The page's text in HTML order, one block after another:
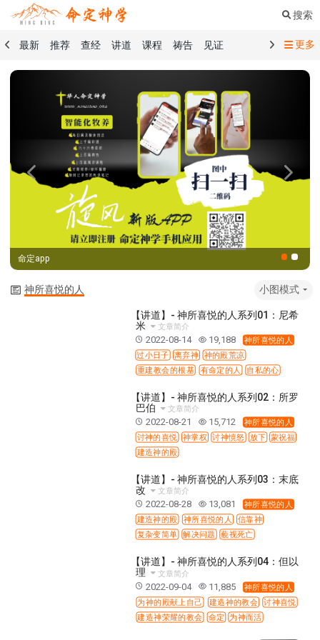
搜索
最新 推荐 查经 讲道 课程 祷告
见证
101课程 创世记 马太福音
传道书
圣餐礼文 01 创世记
02 出埃及记
04 民数记 05 申命记
06 约书亚记
07 士师记
08 路得记
09 撒母耳记上
10 撒母耳记下
11 列王纪上
12 列王纪下
15 以斯拉记
16 尼希米记 17 以斯帖记
18 约伯记
20 箴言 21 传道书
23 以赛亚书
25 耶利米哀歌
38 撒迦利亚书
39 玛拉基书
41 马可福音
42 路加福音
44 使徒行传
45 罗马书
50 腓利比书
51 歌罗西书
53 帖撒罗尼迦后书
55 提摩太后书
56 提多书
58 希伯来书 59 雅各书
60 彼得前书
62 约翰一书
63 约翰二书
66 启示录
圣经故事
智慧愚昧与狂妄
学习系列
爱神系列
喜乐系列
命定系列
建立荣耀教会
认识魔鬼的诡计
神所喜悦的人
更多
命定app
Previous Next
神所喜悦的人 小图模式
【讲道】- 神所喜悦的人系列01：尼希
米
文章简介
2022-08-14 19,188
神所喜悦的人
过小日子 离弃神 神的殿荒凉
重建教会的根基 有命定的人 自私的心
【讲道】- 神所喜悦的人系列02：所罗
巴伯
文章简介
2022-08-21 15,712
神所喜悦的人
讨神的喜悦
神掌权 讨神愤怒 放下 蒙祝福
建造神的殿
【讲道】- 神所喜悦的人系列03：末底
改
文章简介
2022-08-28 13,081
神所喜悦的人
建造神的殿
神所喜悦的人
信靠神
复杂变简单
解决问题 藐视死亡
【讲道】- 神所喜悦的人系列04：但以
理
文章简介
2022-09-04 11,885
神所喜悦的人
为神的殿献上自己
建造神的教会
讨神喜悦
建造神荣耀的教会
命定 为神而活